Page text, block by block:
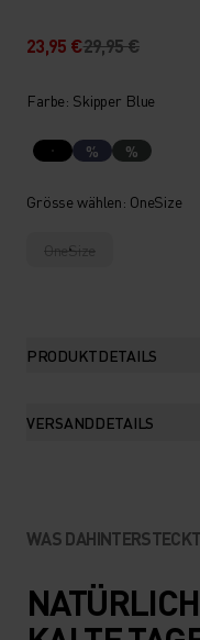
23,95 €29,95 €
Farbe: Skipper Blue
% %
Grösse wählen: OneSize
OneSize
PRODUKTDETAILS
VERSANDDETAILS
WAS DAHINTERSTECKT